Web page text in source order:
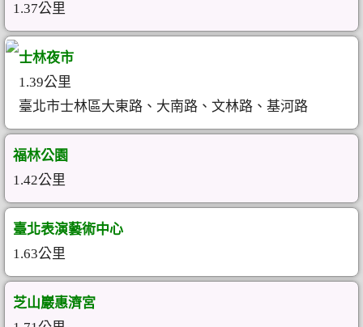
1.37公里
士林夜市
1.39公里
臺北市士林區大東路、大南路、文林路、基河路
福林公園
1.42公里
臺北表演藝術中心
1.63公里
芝山巖惠濟宮